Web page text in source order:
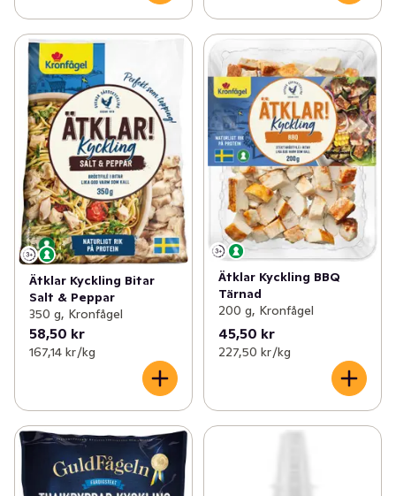
Ätklar Kyckling Bitar
Salt & Peppar
350 g, Kronfågel
58,50 kr
167,14 kr /kg
Ätklar Kyckling BBQ
Tärnad
200 g, Kronfågel
45,50 kr
227,50 kr /kg